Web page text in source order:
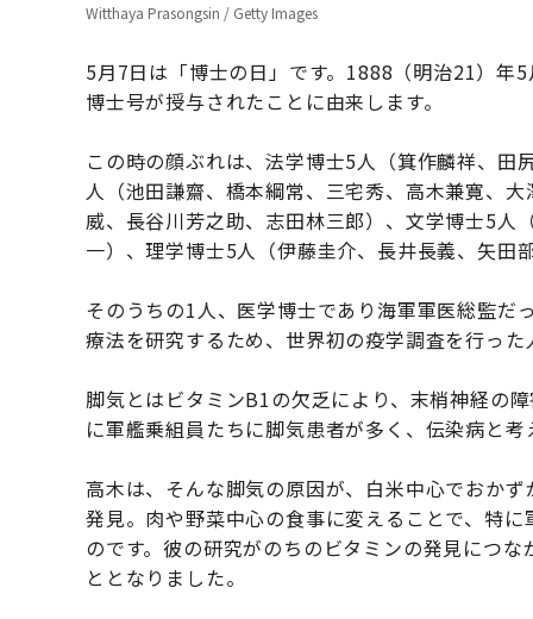
Witthaya Prasongsin / Getty Images
5月7日は「博士の日」です。1888（明治21）年
博士号が授与されたことに由来します。
この時の顔ぶれは、法学博士5人（箕作麟祥、
人（池田謙齋、橋本綱常、三宅秀、高木兼寛、
威、長谷川芳之助、志田林三郎）、文学博士5人
一）、理学博士5人（伊藤圭介、長井長義、矢田
そのうちの1人、医学博士であり海軍軍医総監だ
療法を研究するため、世界初の疫学調査を行った
脚気とはビタミンB1の欠乏により、末梢神経の
に軍艦乗組員たちに脚気患者が多く、伝染病と
高木は、そんな脚気の原因が、白米中心でおか
発見。肉や野菜中心の食事に変えることで、特
のです。彼の研究がのちのビタミンの発見につ
ととなりました。